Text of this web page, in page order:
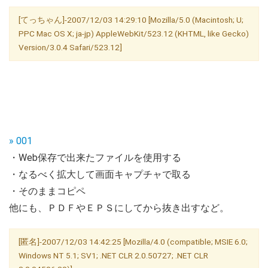
[てっちゃん]-2007/12/03 14:29:10 [Mozilla/5.0 (Macintosh; U;
PPC Mac OS X; ja-jp) AppleWebKit/523.12 (KHTML, like Gecko)
Version/3.0.4 Safari/523.12]
» 001
・Web保存で出来たファイルを使用する
・なるべく拡大して画面キャプチャで取る
・そのままコピペ
他にも、ＰＤＦやＥＰＳにしてから抜き出すなど。
[匿名]-2007/12/03 14:42:25 [Mozilla/4.0 (compatible; MSIE 6.0;
Windows NT 5.1; SV1; .NET CLR 2.0.50727; .NET CLR